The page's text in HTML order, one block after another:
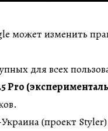
может изменить
для всех
Pro
(проект Styler)